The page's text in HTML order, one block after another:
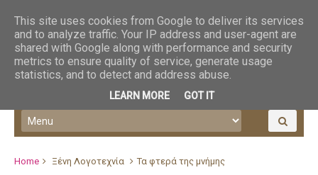
Home Ξένη Λογοτεχνία Τα φτερά της μνήμης
This site uses cookies from Google to deliver its services
and to analyze traffic. Your IP address and user-agent are
shared with Google along with performance and security
metrics to ensure quality of service, generate usage
statistics, and to detect and address abuse.
LEARN MORE GOT IT